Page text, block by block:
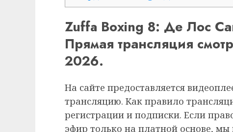
Zuffa Boxing 8: Де Лос
Прямая трансляция
2026.
На сайте предоставляется
трансляцию. Как правило
регистрации и подписки. Если
эфир только на платной основе,